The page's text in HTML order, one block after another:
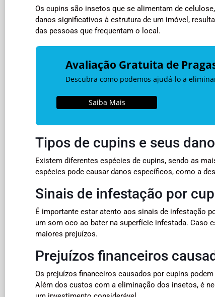
Os cupins são insetos que se alimentam de
danos significativos à estrutura de um imóvel,
das pessoas que frequentam o local.
Avaliação Gratuita de
Descubra como podemos ajudá-lo a
Saiba Mais
Tipos de cupins e seus
Existem diferentes espécies de cupins, sendo as
espécies pode causar danos específicos, como a
Sinais de infestação por
É importante estar atento aos sinais de infestação
um som oco ao bater na superfície infestada. Caso
maiores prejuízos.
Prejuízos financeiros
Os prejuízos financeiros causados por cupins
Além dos custos com a eliminação dos insetos, é